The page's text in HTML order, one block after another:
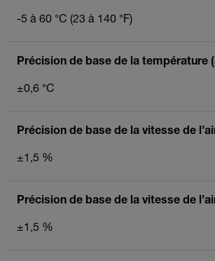
-5 à 60 °C (23 à 140 °F)
Précision de base de la température
±0,6 °C
Précision de base de la vitesse de
±1,5 %
Précision de base de la vitesse de
±1,5 %